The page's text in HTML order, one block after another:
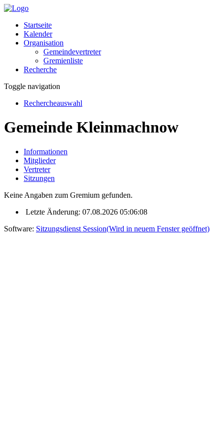
Startseite
Kalender
Organisation
Gemeindevertreter
Gremienliste
Recherche
Toggle navigation
Rechercheauswahl
Gemeinde Kleinmachnow
Informationen
Mitglieder
Vertreter
Sitzungen
Keine Angaben zum Gremium gefunden.
Letzte Änderung: 07.08.2026 05:06:08
Software: Sitzungsdienst Session(Wird in neuem Fenster geöffnet)